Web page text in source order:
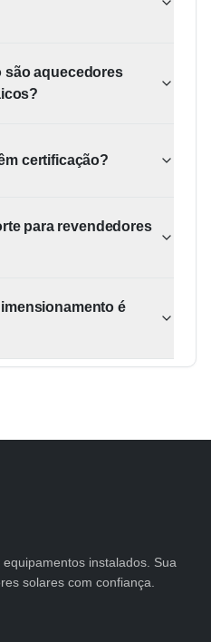
são aquecedores
certificação?
para revendedores
é
instalados. Sua
solares com confiança.